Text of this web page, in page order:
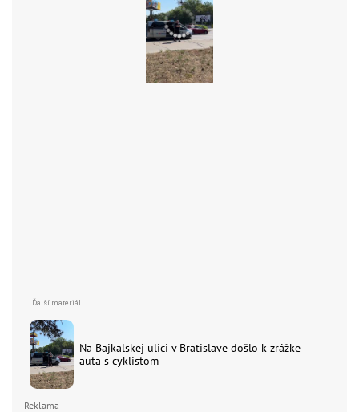
Na Bajkalskej ulici v Bratislave došlo k zrážke
auta s cyklistom
Reklama